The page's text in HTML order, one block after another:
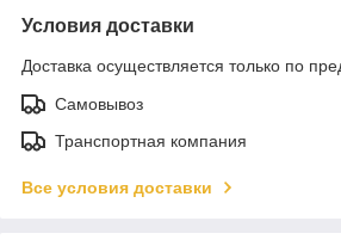
Условия доставки
Доставка осуществляется только по
Самовывоз
Транспортная компания
Все условия доставки